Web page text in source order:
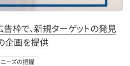
枠で、新規ターゲットの発見
企画を提供
ーズの把握